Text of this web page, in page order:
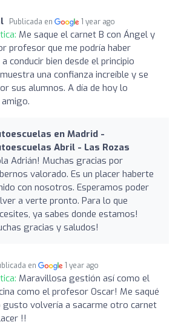
Publicada en 1 year ago
Me saque el carnet B con Ángel y
profesor que me podría haber
conducir bien desde el principio
una confianza increíble y se
sus alumnos. A día de hoy lo
en Madrid -
Abril - Las Rozas
Adrián! Muchas gracias por
valorado. Es un placer haberte
con nosotros. Esperamos poder
a verte pronto. Para lo que
ya sabes donde estamos!
gracias y saludos!
en 1 year ago
Maravillosa gestión así como el
como el profesor Oscar! Me saqué
gusto volvería a sacarme otro carnet
!!